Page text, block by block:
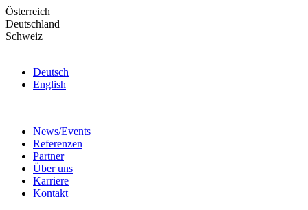
Skip
to
the
Österreich
Deutschland
Schweiz
Deutsch
English
News/Events
Referenzen
Partner
Über uns
Karriere
Kontakt